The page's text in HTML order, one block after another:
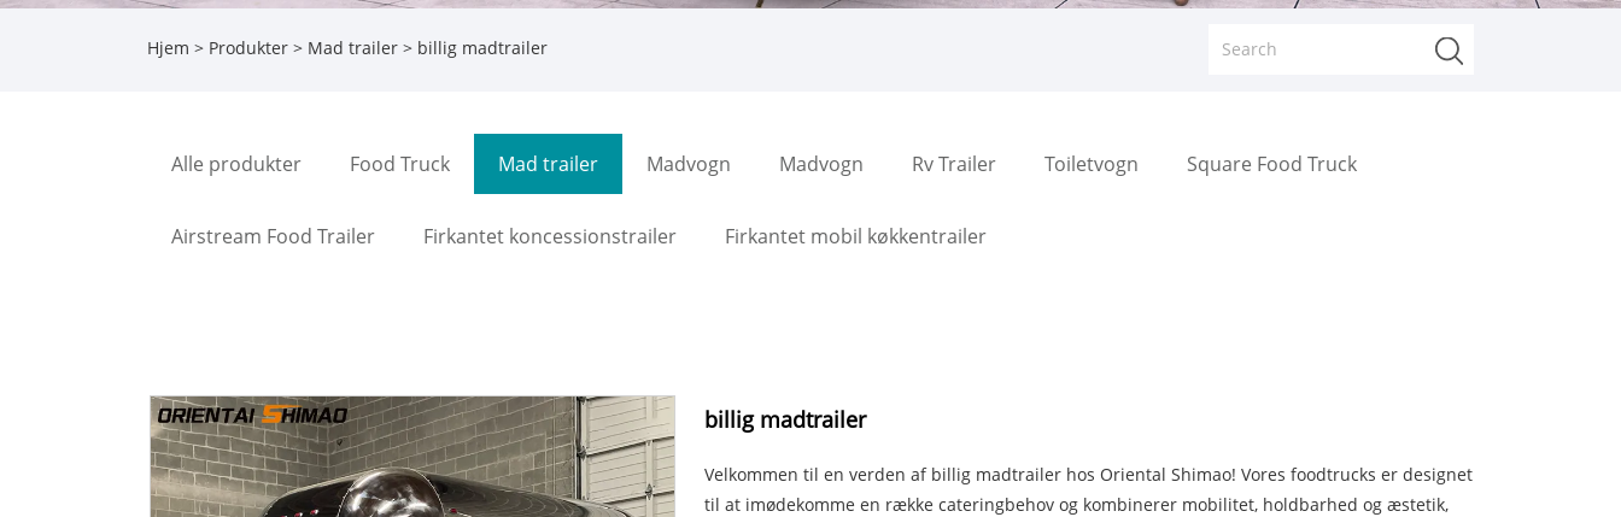
Hjem > Produkter > Mad trailer > billig madtrailer
Alle produkter Food Truck Mad trailer Madvogn Madvogn Rv Trailer Toiletvogn Square Food Truck
Airstream Food Trailer Firkantet koncessionstrailer Firkantet mobil køkkentrailer
billig madtrailer
Velkommen til en verden af ​​billig madtrailer hos Oriental Shimao! Vores foodtrucks er designet
til at imødekomme en række cateringbehov og kombinerer mobilitet, holdbarhed og æstetik,